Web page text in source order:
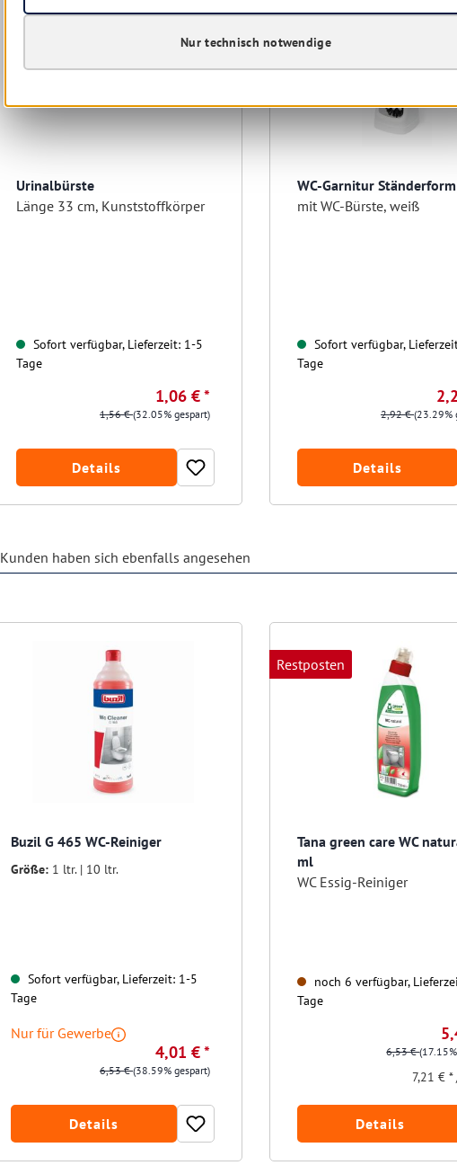
Urinalbürste
Länge 33 cm, Kunststoffkörper
Sofort verfügbar, Lieferzeit: 1-5
Tage
1,06 € *
1,56 €(32.05% gespart)
Details
WC-Garnitur Ständerform
mit WC-Bürste, weiß
Sofort verfügbar,
Tage
2,92 €(23.29%
Details
Kunden haben sich ebenfalls angesehen
Buzil G 465 WC-Reiniger
Größe: 1 ltr. | 10 ltr.
Sofort verfügbar, Lieferzeit: 1-5
Tage
Nur für Gewerbe
4,01 € *
6,53 €(38.59% gespart)
Details
Restposten
Tana green care WC
ml
WC Essig-Reiniger
noch 6 verfügbar,
Tage
6,53 €
7,21 €
Details
Nur technisch notwendige